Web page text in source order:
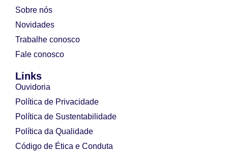
Sobre nós
Novidades
Trabalhe conosco
Fale conosco
Links
Ouvidoria
Política de Privacidade
Política de Sustentabilidade
Política da Qualidade
Código de Ética e Conduta